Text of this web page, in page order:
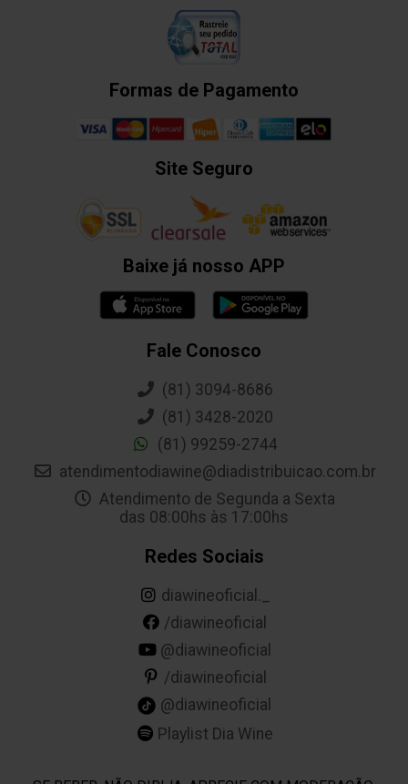
Formas de Pagamento
Site Seguro
Baixe já nosso APP
Fale Conosco
(81) 3094-8686
(81) 3428-2020
(81) 99259-2744
atendimentodiawine@diadistribuicao.com.br
Atendimento de Segunda a Sexta
das 08:00hs às 17:00hs
Redes Sociais
diawineoficial._
/diawineoficial
@diawineoficial
/diawineoficial
@diawineoficial
Playlist Dia Wine